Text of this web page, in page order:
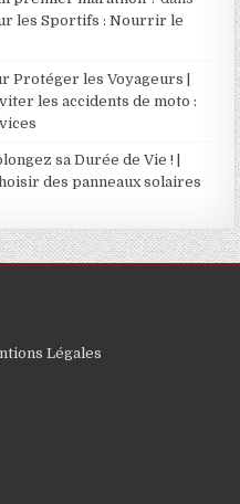
les Sportifs : Nourrir le
Protéger les Voyageurs |
les accidents de moto :
sa Durée de Vie ! |
des panneaux solaires
Légales